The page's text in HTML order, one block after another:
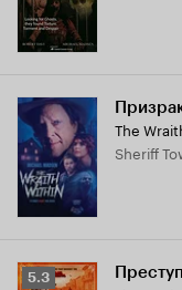
The
Sheriff
Рейтинг
5.3